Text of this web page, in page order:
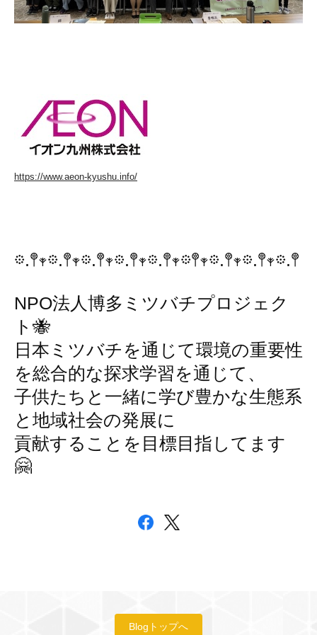
https://www.aeon-kyushu.info/
𖡼.𖤣𖥧𖡼.𖤣𖥧𖡼.𖤣𖥧𖡼.𖤣𖥧𖡼.𖤣𖥧𖡼𖤣𖥧𖡼.𖤣𖥧𖡼.𖤣𖥧𖡼.𖤣
NPO法人博多ミツバチプロジェク
ト🐝
日本ミツバチを通じて環境の重要性
を総合的な探求学習を通じて、
子供たちと一緒に学び豊かな生態系
と地域社会の発展に
貢献することを目標目指してます
🤗
Blogトップへ